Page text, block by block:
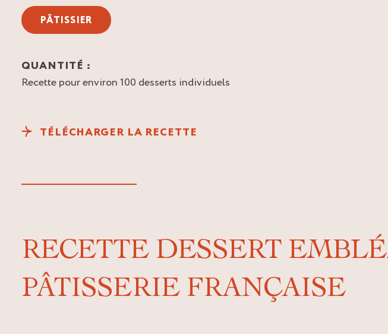
PÂTISSIER
QUANTITÉ :
Recette pour environ 100 desserts individuels
TÉLÉCHARGER LA RECETTE
RECETTE DESSERT
PÂTISSERIE FRANÇAISE